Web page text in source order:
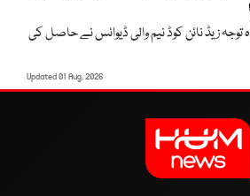
زیڈ نائن کوڈ نیم والی ڈیوائس نے حاصل کی
Updated 01 Aug, 2026